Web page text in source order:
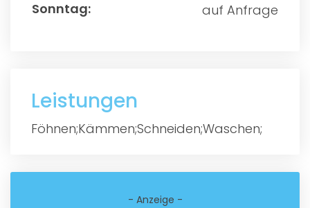
auf Anfrage
Leistungen
Föhnen;Kämmen;Schneiden;Waschen;
- Anzeige -